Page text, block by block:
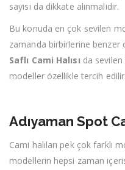
sayısı da dikkate alınmalıdır.
Bu konuda en çok sevilen
zamanda birbirlerine benzer
Saflı Cami Halısı da
modeller özellikle tercih edilir.
Adıyaman Spot
Cami halıları pek çok farklı
modellerin hepsi zaman